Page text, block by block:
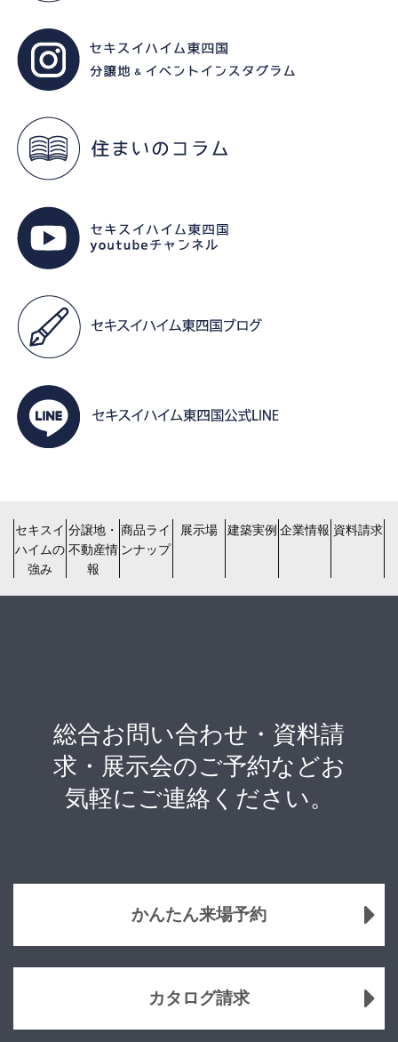
セキスイ
ハイムの
強み
分譲地・
不動産情
報
商品ライ
ンナップ
展示場 建築実例 企業情報 資料請求
総合お問い合わせ・資料請
求・展示会のご予約などお
気軽にご連絡ください。
かんたん来場予約
カタログ請求